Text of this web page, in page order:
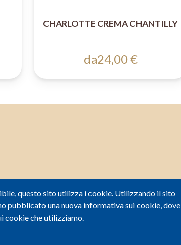
questo sito utilizza i cookie. Utilizzando il sito
pubblicato una nuova informativa sui cookie, dove
cookie che utilizziamo.
CHARLOTTE CREMA CHANTILLY
da24,00 €
dalla